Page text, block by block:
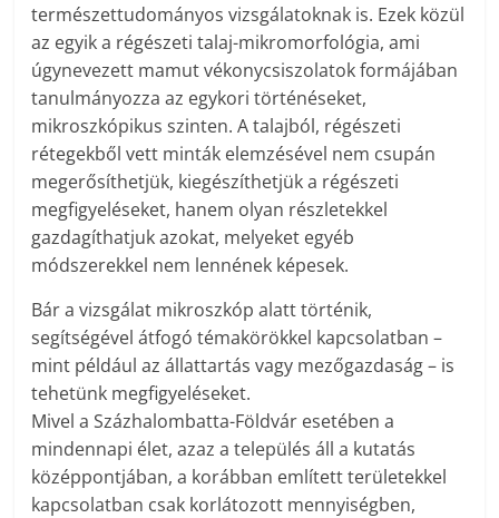
természettudományos vizsgálatoknak is. Ezek közül
az egyik a régészeti talaj-mikromorfológia, ami
úgynevezett mamut vékonycsiszolatok formájában
tanulmányozza az egykori történéseket,
mikroszkópikus szinten. A talajból, régészeti
rétegekből vett minták elemzésével nem csupán
megerősíthetjük, kiegészíthetjük a régészeti
megfigyeléseket, hanem olyan részletekkel
gazdagíthatjuk azokat, melyeket egyéb
módszerekkel nem lennének képesek.
Bár a vizsgálat mikroszkóp alatt történik,
segítségével átfogó témakörökkel kapcsolatban –
mint például az állattartás vagy mezőgazdaság – is
tehetünk megfigyeléseket.
Mivel a Százhalombatta-Földvár esetében a
mindennapi élet, azaz a település áll a kutatás
középpontjában, a korábban említett területekkel
kapcsolatban csak korlátozott mennyiségben,